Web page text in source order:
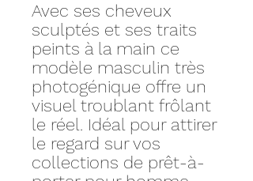
Avec ses cheveux
sculptés et ses traits
peints à la main ce
modèle masculin très
photogénique offre un
visuel troublant frôlant
le réel. Idéal pour attirer
le regard sur vos
collections de prêt-à-